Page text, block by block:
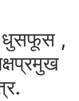
धुसफूस ,